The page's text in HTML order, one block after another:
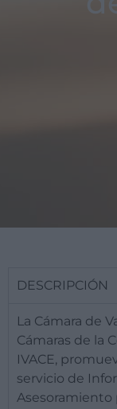
DESCRIPCIÓN
La Cámara de
Cámaras de la
IVACE,
servicio de
Asesoramiento